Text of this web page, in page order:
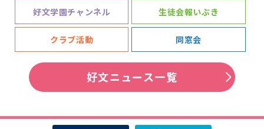
好文学園チャンネル 生徒会報いぶき
クラブ活動 同窓会
好文ニュース一覧